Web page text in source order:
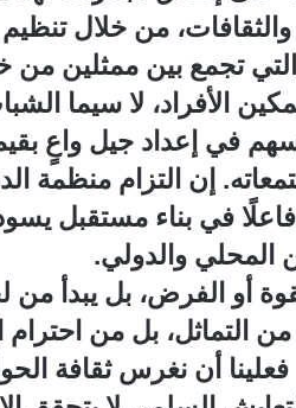
من خلال تنظيم
تجمع بين ممثلين من
الأفراد، لا سيما
في إعداد جيل واعٍ
إن التزام منظمة
فاعلًا في بناء مستقبل
المحلي والدولي.
أو الفرض، بل يبدأ
التماثل، بل من احترام
فعلينا أن نغرس ثقافة